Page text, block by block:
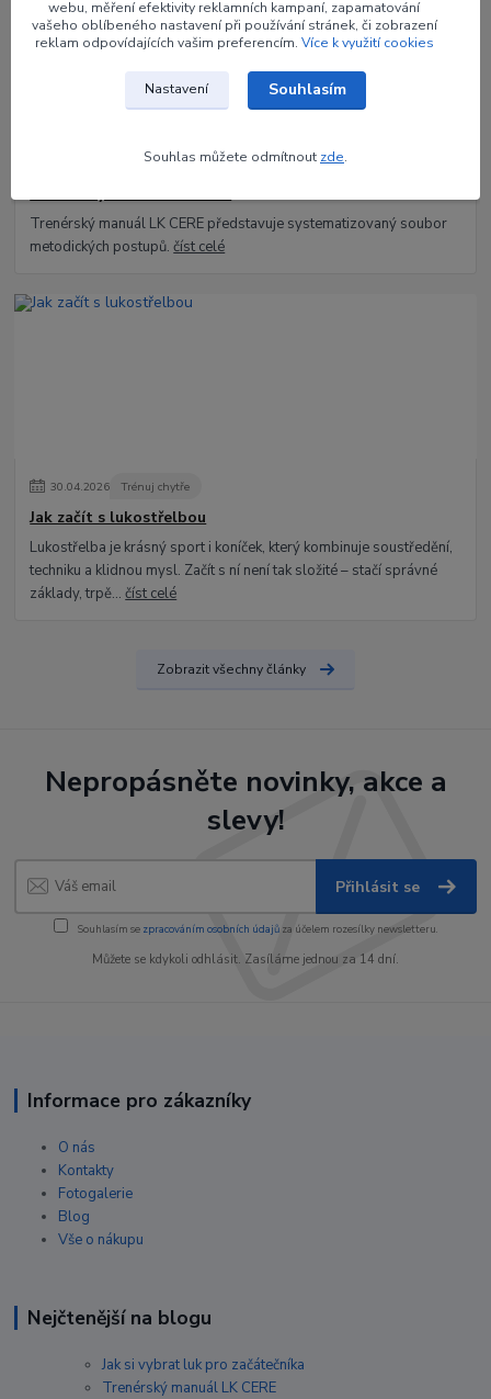
Trénuj chytře
Trenérský manuál LK CERE představuje systematizovaný soubor
metodických postupů.číst celé
30.04.2026 Trénuj chytře
Jak začít s lukostřelbou
Lukostřelba je krásný sport i koníček, který kombinuje soustředění,
techniku a klidnou mysl. Začít s ní není tak složité – stačí správné
základy, trpě...číst celé
Zobrazit všechny články
Nepropásněte novinky, akce a
slevy!
Přihlásit se
Souhlasím se zpracováním osobních údajůza účelem rozesílky newsletteru.
Můžete se kdykoli odhlásit. Zasíláme jednou za 14 dní.
Informace pro zákazníky
O nás
Kontakty
Fotogalerie
Blog
Vše o nákupu
Nejčtenější na blogu
Jak si vybrat luk pro začátečníka
Trenérský manuál LK CERE
webu, měření efektivity reklamních kampaní, zapamatování
vašeho oblíbeného nastavení při používání stránek, či zobrazení
reklam odpovídajících vašim preferencím. Více k využití cookies
Nastavení Souhlasím
Souhlas můžete odmítnout zde.